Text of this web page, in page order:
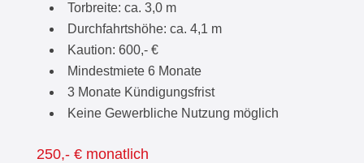
Torbreite: ca. 3,0 m
Durchfahrtshöhe: ca. 4,1 m
Kaution: 600,- €
Mindestmiete 6 Monate
3 Monate Kündigungsfrist
Keine Gewerbliche Nutzung möglich
250,- € monatlich